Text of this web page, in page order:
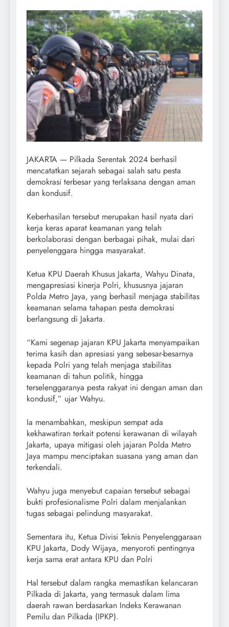
JAKARTA — Pilkada Serentak 2024 berhasil
mencatatkan sejarah sebagai salah satu pesta
demokrasi terbesar yang terlaksana dengan aman
dan kondusif.
Keberhasilan tersebut merupakan hasil nyata dari
kerja keras aparat keamanan yang telah
berkolaborasi dengan berbagai pihak, mulai dari
penyelenggara hingga masyarakat.
Ketua KPU Daerah Khusus Jakarta, Wahyu Dinata,
mengapresiasi kinerja Polri, khususnya jajaran
Polda Metro Jaya, yang berhasil menjaga stabilitas
keamanan selama tahapan pesta demokrasi
berlangsung di Jakarta.
“Kami segenap jajaran KPU Jakarta menyampaikan
terima kasih dan apresiasi yang sebesar-besarnya
kepada Polri yang telah menjaga stabilitas
keamanan di tahun politik, hingga
terselenggaranya pesta rakyat ini dengan aman dan
kondusif,” ujar Wahyu.
Ia menambahkan, meskipun sempat ada
kekhawatiran terkait potensi kerawanan di wilayah
Jakarta, upaya mitigasi oleh jajaran Polda Metro
Jaya mampu menciptakan suasana yang aman dan
terkendali.
Wahyu juga menyebut capaian tersebut sebagai
bukti profesionalisme Polri dalam menjalankan
tugas sebagai pelindung masyarakat.
Sementara itu, Ketua Divisi Teknis Penyelenggaraan
KPU Jakarta, Dody Wijaya, menyoroti pentingnya
kerja sama erat antara KPU dan Polri
Hal tersebut dalam rangka memastikan kelancaran
Pilkada di Jakarta, yang termasuk dalam lima
daerah rawan berdasarkan Indeks Kerawanan
Pemilu dan Pilkada (IPKP).